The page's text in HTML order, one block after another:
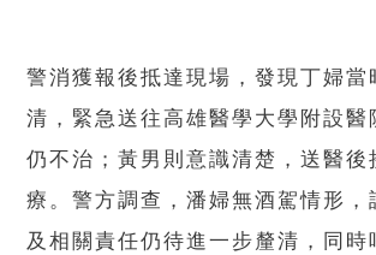
警消獲報後抵達現場，發現丁婦當
清，緊急送往高雄醫學大學附設醫
仍不治；黃男則意識清楚，送醫後
療。警方調查，潘婦無酒駕情形，
及相關責任仍待進一步釐清，同時